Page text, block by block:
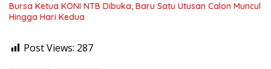
Bursa Ketua KONI NTB Dibuka, Baru Satu Utusan Calon Muncul
Hingga Hari Kedua
Post Views: 287